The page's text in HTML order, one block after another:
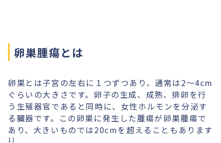
卵巣腫瘍とは
卵巣とは子宮の左右に１つずつあり、通常は2～4cm
ぐらいの大きさです。卵子の生成、成熟、排卵を行
う生殖器官であると同時に、女性ホルモンを分泌す
る臓器です。この卵巣に発生した腫瘍が卵巣腫瘍で
あり、大きいものでは20cmを超えることもあります
1)